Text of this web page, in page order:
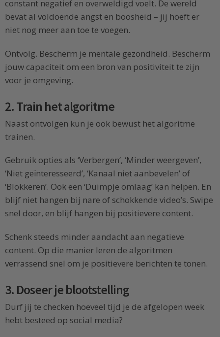
constant negatief en overweldigd voelt. De wereld
bevat al voldoende angst en boosheid – jij hoeft er
niet nog meer aan toe te voegen.
Ontvolg. Bescherm je mentale gezondheid. Bescherm
jouw capaciteit om een bron van positiviteit te zijn
voor je omgeving.
2. Train het algoritme
Naast ontvolgen kun je ook bewust het algoritme
trainen.
Gebruik opties als ‘Verbergen’, ‘Minder weergeven’,
‘Niet geïnteresseerd’, ‘Kanaal niet aanbevelen’ of
‘Blokkeren’. Ook een ‘Duimpje omlaag’ kan helpen. En
blijf niet hangen bij nare of schokkende video’s. Swipe
snel door, en blijf hangen bij positievere content.
Schenk steeds minder aandacht aan negatieve
content. Op die manier leren de algoritmen
verrassend snel om je positievere berichten te tonen.
3. Doseer je blootstelling
Durf jij te checken hoeveel tijd je de afgelopen week
hebt besteed op social media?